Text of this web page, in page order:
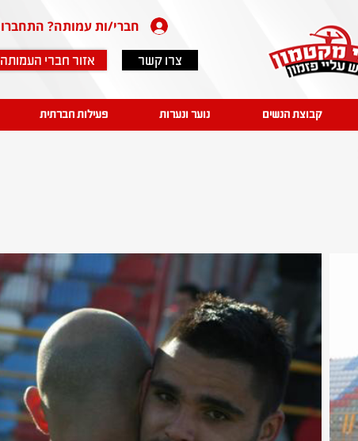
חברי/ות עמותה? התחברו
אזור חברי העמותה צרו קשר
קבוצת הנשים נוער ונערות פעילות חברתית